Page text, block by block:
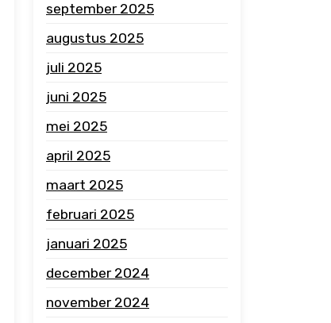
september 2025
augustus 2025
juli 2025
juni 2025
mei 2025
april 2025
maart 2025
februari 2025
januari 2025
december 2024
november 2024